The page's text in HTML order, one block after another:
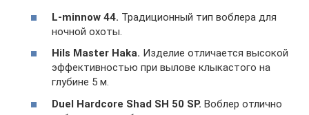
L-minnow 44. Традиционный тип воблера для
ночной охоты.
Hils Master Haka. Изделие отличается высокой
эффективностью при вылове клыкастого на
глубине 5 м.
Duel Hardcore Shad SH 50 SP. Воблер отлично